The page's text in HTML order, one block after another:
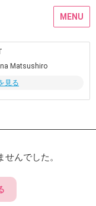
MENU
Matsushiro
見る
んでした。